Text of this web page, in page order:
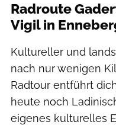
Radroute
Vigil in
Kultureller und
nach nur wenigen
Radtour entführt
heute noch
eigenes kulturelles